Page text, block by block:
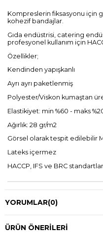
Kompreslerin fiksasyonu için
kohezif bandajlar.
Gıda endüstrisi, catering
profesyonel kullanım için
Özellikler;
Kendinden yapışkanlı
Ayrı ayrı paketlenmiş
Polyester/Viskon kumaştan
Elastikiyet: min %60 - maks
Ağırlık: 28 gr/m2
Görsel olarak tespit edilebilir
Lateks içermez
HACCP, IFS ve BRC
YORUMLAR(0)
ÜRÜN ÖNERILERI